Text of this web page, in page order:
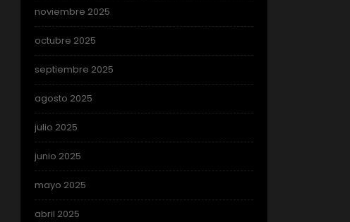
noviembre 2025
octubre 2025
septiembre 2025
agosto 2025
julio 2025
junio 2025
mayo 2025
abril 2025